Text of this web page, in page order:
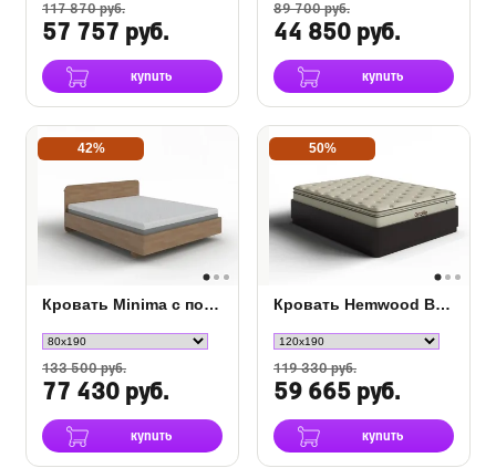
117 870 руб.
57 757 руб.
купить
89 700 руб.
44 850 руб.
купить
42%
Кровать Minima с полкой и подъемным механизмом
133 500 руб.
77 430 руб.
купить
50%
Кровать Hemwood Base для основания с подъемным механизмом
119 330 руб.
59 665 руб.
купить